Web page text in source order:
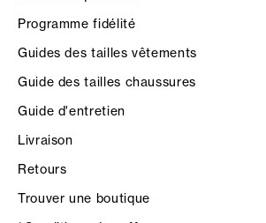
Programme fidélité
Guides des tailles vêtements
Guide des tailles chaussures
Guide d'entretien
Livraison
Retours
Trouver une boutique